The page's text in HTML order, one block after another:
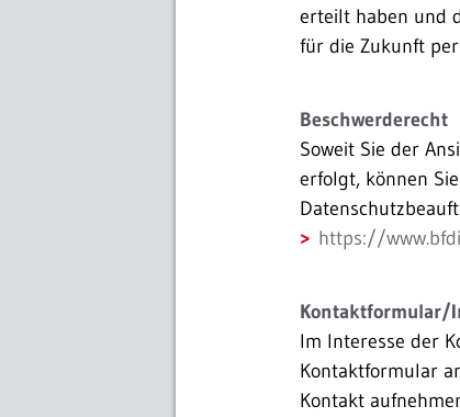
erteilt haben und
für die Zukunft
Beschwerderecht
Soweit Sie der
erfolgt, können
https://
Kontaktformular/
Im Interesse der
Kontaktformular
Kontakt